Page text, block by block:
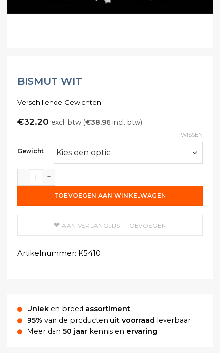
BISMUT WIT
Verschillende Gewichten
€32.20 excl. btw (€38.96 incl. btw)
Gewicht
WISSEN
Bismut Wit aantal
TOEVOEGEN AAN WINKELWAGEN
AAN VERLANGLIJST TOEVOEGEN
Artikelnummer: K5410
Uniek en breed assortiment
95% van de producten uit voorraad
leverbaar
Meer dan 50 jaar kennis en ervaring